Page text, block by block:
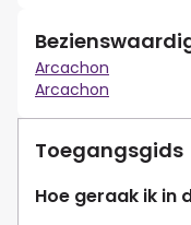
Arcachon
Arcachon
Toegangsgids
Hoe geraak ik in